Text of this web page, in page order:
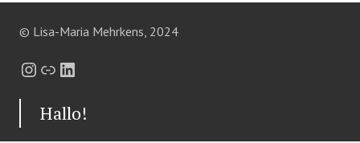
© Lisa-Maria Mehrkens, 2024
Instagram
LinkLinkedIn
Hallo!